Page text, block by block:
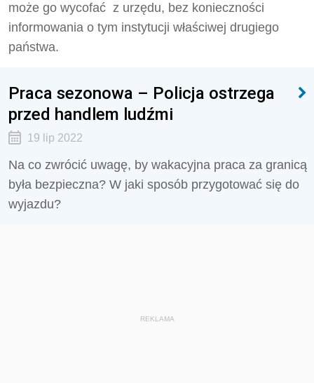
może go wycofać z urzędu, bez konieczności
informowania o tym instytucji właściwej drugiego
państwa.
Praca sezonowa – Policja ostrzega
przed handlem ludźmi
19 lip 2022
Na co zwrócić uwagę, by wakacyjna praca za granicą
była bezpieczna? W jaki sposób przygotować się do
wyjazdu?
REKLAMA